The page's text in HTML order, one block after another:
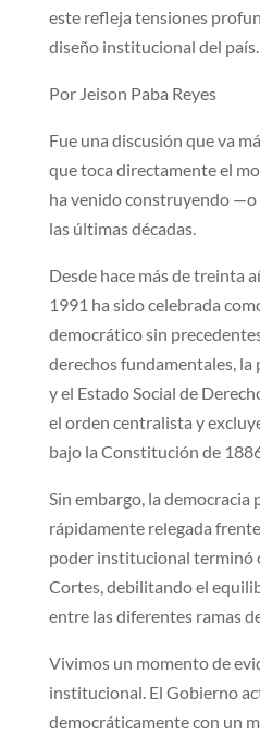
este refleja tensiones
diseño institucional del país.
Por Jeison Paba Reyes
Fue una discusión que va
que toca directamente el
ha venido construyendo
las últimas décadas.
Desde hace más de treinta
1991 ha sido celebrada
democrático sin
derechos fundamentales,
y el Estado Social de
el orden centralista y
bajo la Constitución de
Sin embargo, la
rápidamente relegada
poder institucional terminó
Cortes, debilitando el
entre las diferentes ramas
Vivimos un momento de
institucional. El Gobierno
democráticamente con un